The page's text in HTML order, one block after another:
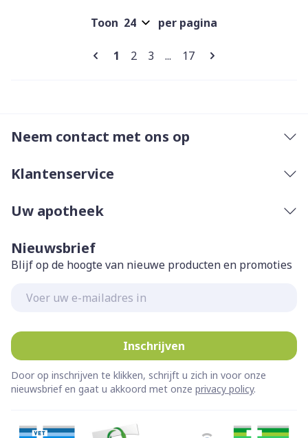
Pagina's
U lees momenteel pagina
1 Pagina
2 Pagina
3 ... Pagina
17
Toon per pagina
Neem contact met ons op
Klantenservice
Uw apotheek
Nieuwsbrief
Blijf op de hoogte van nieuwe producten en promoties
Inschrijven
Door op inschrijven te klikken, schrijft u zich in voor onze
nieuwsbrief en gaat u akkoord met onze privacy policy.